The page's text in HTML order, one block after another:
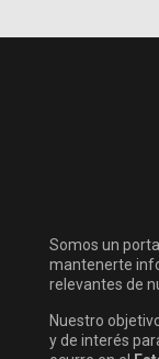
Somos un
mantenerte
relevantes de
Nuestro
y de interés